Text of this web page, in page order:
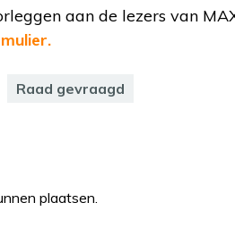
aan de lezers van
Raad gevraagd
plaatsen.